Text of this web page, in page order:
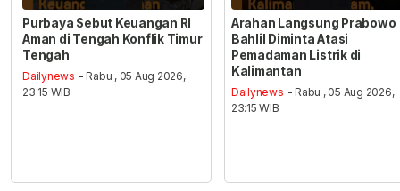
Purbaya Sebut Keuangan RI
Aman di Tengah Konflik Timur
Tengah
Dailynews - Rabu , 05 Aug 2026,
23:15 WIB
Arahan Langsung Prabowo
Bahlil Diminta Atasi
Pemadaman Listrik di
Kalimantan
Dailynews - Rabu , 05 Aug 2026,
23:15 WIB